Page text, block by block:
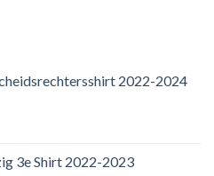
2022-2024
3e Shirt 2022-2023